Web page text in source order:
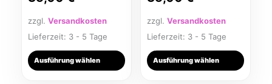
zzgl. Versandkosten
Lieferzeit: 3 - 5 Tage
Ausführung wählen
zzgl. Versandkosten
Lieferzeit: 3 - 5 Tage
Ausführung wählen